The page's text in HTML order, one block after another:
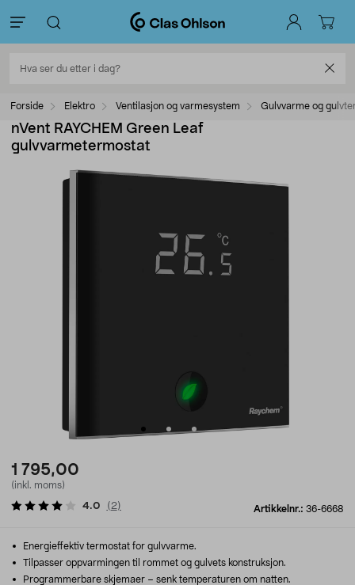
Forside Elektro Ventilasjon og varmesystem Gulvvarme og
nVent RAYCHEM Green Leaf
gulvvarmetermostat
1 795,00
(inkl. moms)
Artikkelnr.: 36-6668
4.0 ( 2)
Energieffektiv termostat for gulvvarme.
Tilpasser oppvarmingen til rommet og gulvets konstruksjon.
Programmerbare skjemaer – senk temperaturen om natten.